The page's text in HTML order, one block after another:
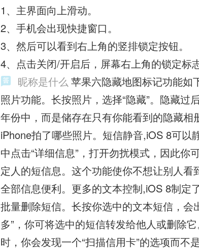
1、主界面向上滑动。
2、手机会出现快捷窗口。
3、然后可以看到右上角的竖排锁定按钮。
4、点击关闭/开启后，屏幕右上角的锁定标
昵称是什么 苹果六隐藏地图标记功能如
照片功能。长按照片，选择“隐藏”。隐藏过
年份中，而是储存在只有你能看到的隐藏
iPhone拍了哪些照片。短信静音,iOS 8可以
中点击“详细信息”，打开勿扰模式，因此你
定人的短信息。这个功能使你不想让别人
全部信息便利。更多的文本控制,iOS 8制定
批量删除短信。长按你选中的文本短信，会
多”，你可将选中的短信转发给他人或删除
时，你会发现一个“扫描信用卡”的选项而不